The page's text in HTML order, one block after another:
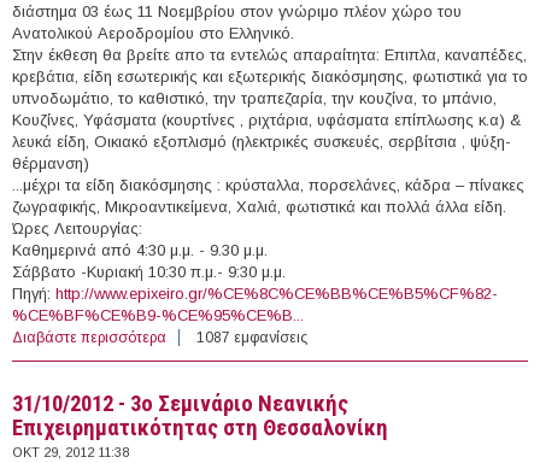
διάστημα 03 έως 11 Νοεμβρίου στον γνώριμο πλέον χώρο του
Ανατολικού Αεροδρομίου στο Ελληνικό.
Στην έκθεση θα βρείτε απο τα εντελώς απαραίτητα: Επιπλα, καναπέδες,
κρεβάτια, είδη εσωτερικής και εξωτερικής διακόσμησης, φωτιστικά για το
υπνοδωμάτιο, το καθιστικό, την τραπεζαρία, την κουζίνα, το μπάνιο,
Κουζίνες, Υφάσματα (κουρτίνες , ριχτάρια, υφάσματα επίπλωσης κ.α) &
λευκά είδη, Οικιακό εξοπλισμό (ηλεκτρικές συσκευές, σερβίτσια , ψύξη-
θέρμανση)
...μέχρι τα είδη διακόσμησης : κρύσταλλα, πορσελάνες, κάδρα – πίνακες
ζωγραφικής, Μικροαντικείμενα, Χαλιά, φωτιστικά και πολλά άλλα είδη.
Ώρες Λειτουργίας:
Καθημερινά από 4:30 μ.μ. - 9.30 μ.μ.
Σάββατο -Kυριακή 10:30 π.μ.- 9:30 μ.μ.
Πηγή: http://www.epixeiro.gr/%CE%8C%CE%BB%CE%B5%CF%82-
%CE%BF%CE%B9-%CE%95%CE%B...
Διαβάστε περισσότερα για 03/11/2012 - Έκθεση Φθινοπωρινή Κατοικία 2012
(Αθήνα)
1087 εμφανίσεις
31/10/2012 - 3ο Σεμινάριο Νεανικής
Επιχειρηματικότητας στη Θεσσαλονίκη
ΟΚΤ 29, 2012 11:38